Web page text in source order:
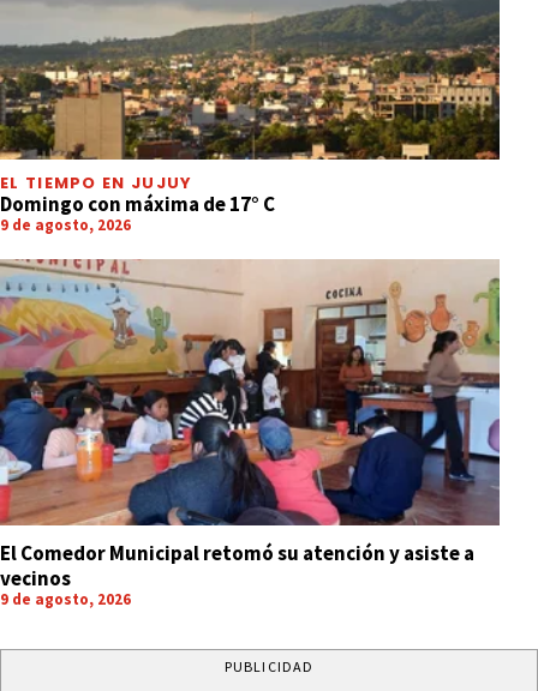
EL TIEMPO EN JUJUY
Domingo con máxima de 17° C
9 de agosto, 2026
El Comedor Municipal retomó su atención y asiste a
vecinos
9 de agosto, 2026
PUBLICIDAD